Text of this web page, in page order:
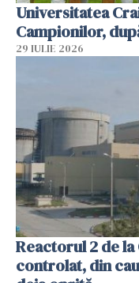
Universitatea
Campionilor,
29 IULIE 2026
Reactorul 2 de
controlat, din